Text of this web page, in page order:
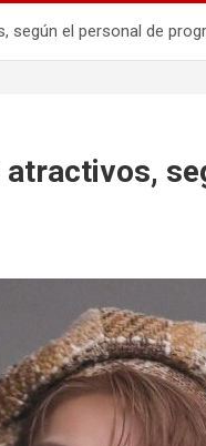
según el personal de